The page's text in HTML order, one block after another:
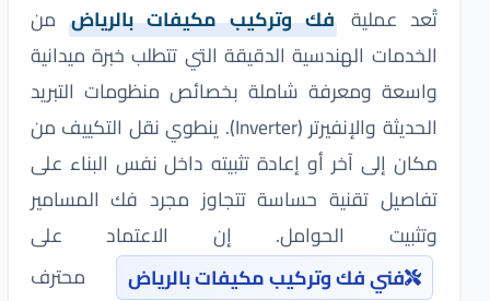
تُعد عملية فك وتركيب مكيفات بالرياض من
الخدمات الهندسية الدقيقة التي تتطلب خبرة ميدانية
واسعة ومعرفة شاملة بخصائص منظومات التبريد
الحديثة والإنفيرتر (Inverter). ينطوي نقل التكييف من
مكان إلى آخر أو إعادة تثبيته داخل نفس البناء على
تفاصيل تقنية حساسة تتجاوز مجرد فك المسامير
وتثبيت الحوامل. إن الاعتماد على
فني فك وتركيب مكيفات بالرياض
محترف